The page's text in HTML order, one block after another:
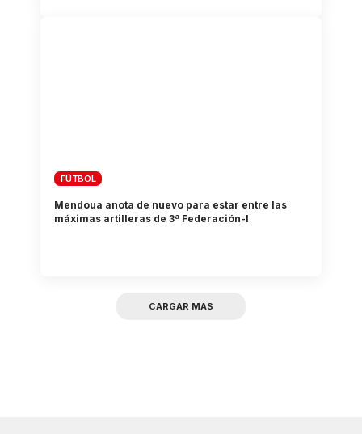
FÚTBOL
Mendoua anota de nuevo para estar entre las
máximas artilleras de 3ª Federación-I
CARGAR MAS